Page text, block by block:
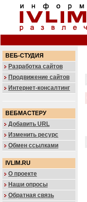
ВЕБ-СТУДИЯ
Разработка сайтов
Продвижение сайтов
Интернет-консалтинг
ВЕБМАСТЕРУ
Добавить URL
Изменить ресурс
Обмен ссылками
IVLIM.RU
О проекте
Наши опросы
Обратная связь